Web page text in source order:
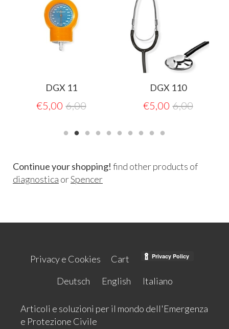
DGX 11
€5,00 6,00
DGX 110
€5,00 6,00
Continue your shopping! find other products of
diagnostica orSpencer
Privacy e Cookies
Cart
Deutsch
English Italiano
Articoli e soluzioni per il mondo dell'Emergenza
e Protezione Civile